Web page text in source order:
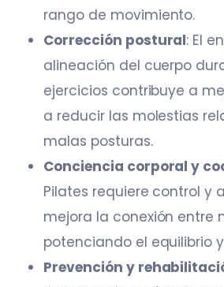
rango de movimiento.​
Corrección postural: El
alineación del cuerpo
ejercicios contribuye a
a reducir las molestias
malas posturas.​
Conciencia corporal y
Pilates requiere control y
mejora la conexión entre
potenciando el equilibrio
Prevención y